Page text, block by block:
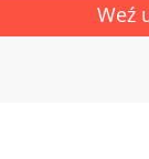
Weź